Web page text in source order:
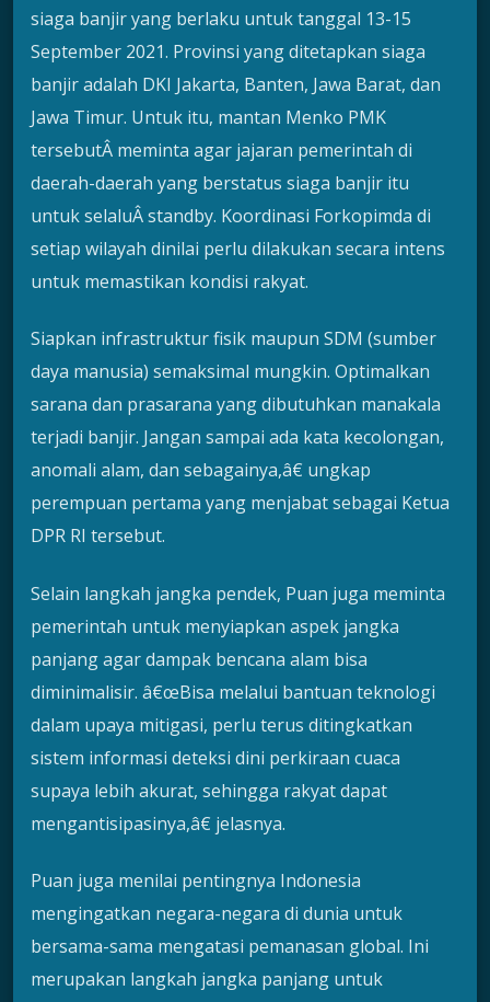
siaga banjir yang berlaku untuk tanggal 13-15
September 2021. Provinsi yang ditetapkan siaga
banjir adalah DKI Jakarta, Banten, Jawa Barat, dan
Jawa Timur. Untuk itu, mantan Menko PMK
tersebutÂ meminta agar jajaran pemerintah di
daerah-daerah yang berstatus siaga banjir itu
untuk selaluÂ standby. Koordinasi Forkopimda di
setiap wilayah dinilai perlu dilakukan secara intens
untuk memastikan kondisi rakyat.
Siapkan infrastruktur fisik maupun SDM (sumber
daya manusia) semaksimal mungkin. Optimalkan
sarana dan prasarana yang dibutuhkan manakala
terjadi banjir. Jangan sampai ada kata kecolongan,
anomali alam, dan sebagainya,â€ ungkap
perempuan pertama yang menjabat sebagai Ketua
DPR RI tersebut.
Selain langkah jangka pendek, Puan juga meminta
pemerintah untuk menyiapkan aspek jangka
panjang agar dampak bencana alam bisa
diminimalisir. â€œBisa melalui bantuan teknologi
dalam upaya mitigasi, perlu terus ditingkatkan
sistem informasi deteksi dini perkiraan cuaca
supaya lebih akurat, sehingga rakyat dapat
mengantisipasinya,â€ jelasnya.
Puan juga menilai pentingnya Indonesia
mengingatkan negara-negara di dunia untuk
bersama-sama mengatasi pemanasan global. Ini
merupakan langkah jangka panjang untuk